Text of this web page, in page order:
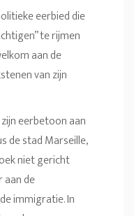
eerbied die
te rijmen
aan de
van zijn
eerbetoon aan
de stad Marseille,
niet gericht
aan de
immigratie. In